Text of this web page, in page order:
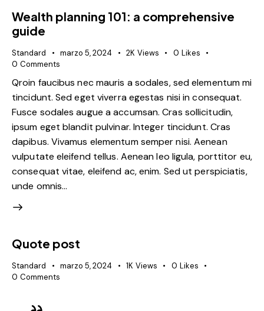
Wealth planning 101: a comprehensive
guide
Standard marzo 5, 2024 2K Views 0 Likes
0 Comments
Qroin faucibus nec mauris a sodales, sed elementum mi
tincidunt. Sed eget viverra egestas nisi in consequat.
Fusce sodales augue a accumsan. Cras sollicitudin,
ipsum eget blandit pulvinar. Integer tincidunt. Cras
dapibus. Vivamus elementum semper nisi. Aenean
vulputate eleifend tellus. Aenean leo ligula, porttitor eu,
consequat vitae, eleifend ac, enim. Sed ut perspiciatis,
unde omnis…
Quote post
Standard marzo 5, 2024 1K Views 0 Likes
0 Comments